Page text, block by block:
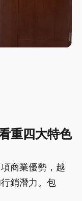
重四大特色
商業優勢，越
銷潛力。包